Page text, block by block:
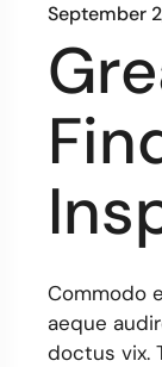
September
Commodo
aeque
doctus vix.